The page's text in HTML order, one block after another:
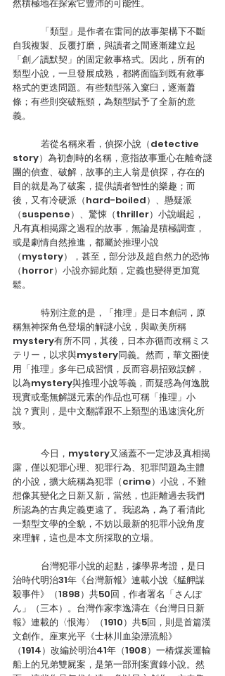
然積極地在探索它豐沛的可能性。
自我複製、反覆打磨，與讀者之間逐漸建立起
「創／讀默契」的固定敘事格式。因此，所有的
類型小說，一旦發展成熟，都將面臨到既有敘事
格式的更迭問題。有些類型落入窠臼，逐漸蕭
條；有些則突破瓶頸，為類型賦予了全新的意
義。
story）為初創時的名稱，意指故事重心在離奇謎
團的偵查、破解，故事的主人翁是偵探，存在的
目的就是為了破案，提供讀者智性的樂趣；而
後，又有冷硬派（hard-boiled）、懸疑派
（suspense）、驚悚（thriller）小說崛起，
凡有真相揭露之過程的故事，無論是積極調查，
或是劇情自然推進，都屬於推理小說
（mystery），甚至，部分涉及超自然力的恐怖
（horror）小說亦歸此類，定義也變得更加寬
鬆。
稱無神探角色登場的解謎小說，與歐美所稱
mystery有所不同，其後，日本亦循而改稱ミス
テリー，以求與mystery同義。然而，華文圈使
用「推理」多年已成習慣，反而容易招致誤解，
以為mystery與推理小說等義，而疑惑為何逸脫
現實或毫無解謎元素的作品也可稱「推理」小
說？實則，是中文翻譯跟不上類型的迅速演化所
致。
露，僅以犯罪心理、犯罪行為、犯罪問題為主體
的小說，擴大統稱為犯罪（crime）小說，不難
想像其變化之日新又新，當然，也距離過去我們
所認為的古典定義更遠了。我認為，為了看清此
一類型文學的全貌，不妨以最新的犯罪小說角度
來理解，這也是本文所採取的立場。
治時代明治31年《台灣新報》連載小說《艋舺謀
殺事件》（1898）共50回，作者署名「さんぽ
ん」（三本）。台灣作家李逸濤在《台灣日日新
報》連載的〈恨海〉（1910）共5回，則是首篇漢
文創作。座東光平《士林川血染漂流船》
（1914）改編於明治41年（1908）一樁煤炭運輸
船上的兄弟雙屍案，是第一部刑案實錄小說。然